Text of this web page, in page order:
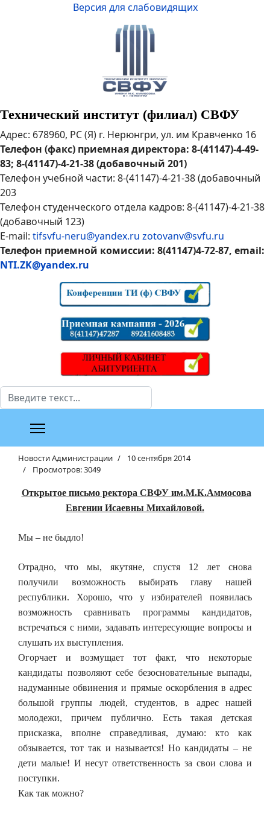
Версия для слабовидящих
Технический институт (филиал) СВФУ
Адрес: 678960, РС (Я) г. Нерюнгри, ул. им Кравченко 16
Телефон (факс) приемная директора: 8-(41147)-4-49-
83; 8-(41147)-4-21-38 (добавочный 201)
Телефон учебной части: 8-(41147)-4-21-38 (добавочный
203
Телефон студенческого отдела кадров: 8-(41147)-4-21-38
(добавочный 123)
E-mail: tifsvfu-neru@yandex.ru zotovanv@svfu.ru
Телефон приемной комиссии: 8(41147)4-72-87, email:
NTI.ZK@yandex.ru
Поиск
Новости Администрации
10 сентября 2014
Просмотров: 3049
Открытое письмо ректора СВФУ им.М.К.Аммосова
Евгении Исаевны Михайловой.
Мы – не быдло!
Отрадно, что мы, якутяне, спустя 12 лет снова
получили возможность выбирать главу нашей
республики. Хорошо, что у избирателей появилась
возможность сравнивать программы кандидатов,
встречаться с ними, задавать интересующие вопросы и
слушать их выступления.
Огорчает и возмущает тот факт, что некоторые
кандидаты позволяют себе безосновательные выпады,
надуманные обвинения и прямые оскорбления в адрес
большой группы людей, студентов, в адрес нашей
молодежи, причем публично. Есть такая детская
присказка, вполне справедливая, думаю: кто как
обзывается, тот так и называется! Но кандидаты – не
дети малые! И несут ответственность за свои слова и
поступки.
Как так можно?